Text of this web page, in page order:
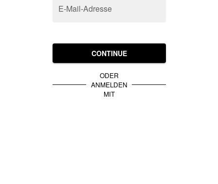
E-Mail-Adresse
CONTINUE
ODER
ANMELDEN
MIT